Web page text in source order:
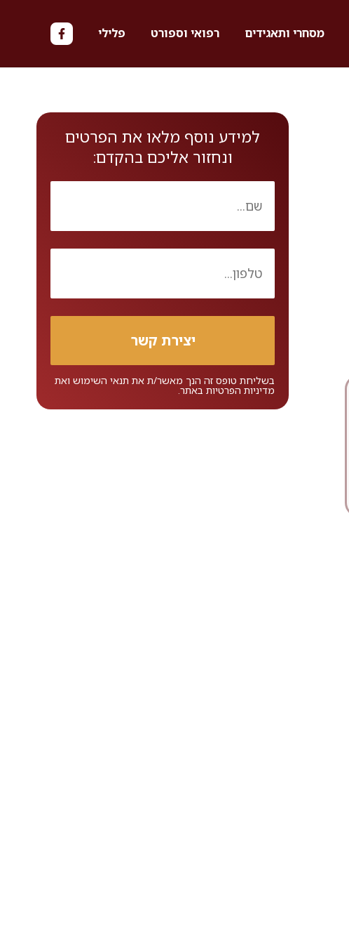
מסחרי ותאגידים רפואי וספורט פלילי
למידע נוסף מלאו את הפרטים
ונחזור אליכם בהקדם:
בשליחת טופס זה הנך מאשר/ת את תנאי השימושואת
מדיניות הפרטיותבאתר.